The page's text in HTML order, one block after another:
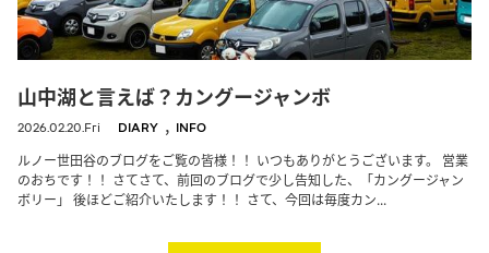
山中湖と言えば？カングージャンボ
2026.02.20.Fri DIARY , INFO
ルノー世田谷のブログをご覧の皆様！！ いつもありがとうございます。 営業
のおちです！！ さてさて、前回のブログで少し告知した、「カングージャン
ボリー」 後ほどご紹介いたします！！ さて、今回は毎度カン...